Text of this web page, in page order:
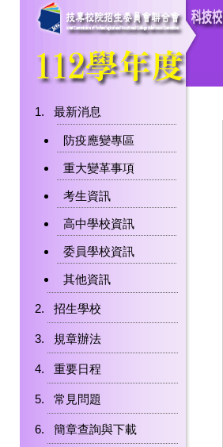
最新消息
防疫應變專區
重大變革事項
考生資訊
高中學校資訊
委員學校資訊
其他資訊
招生學校
規章辦法
重要日程
常見問題
簡章查詢與下載